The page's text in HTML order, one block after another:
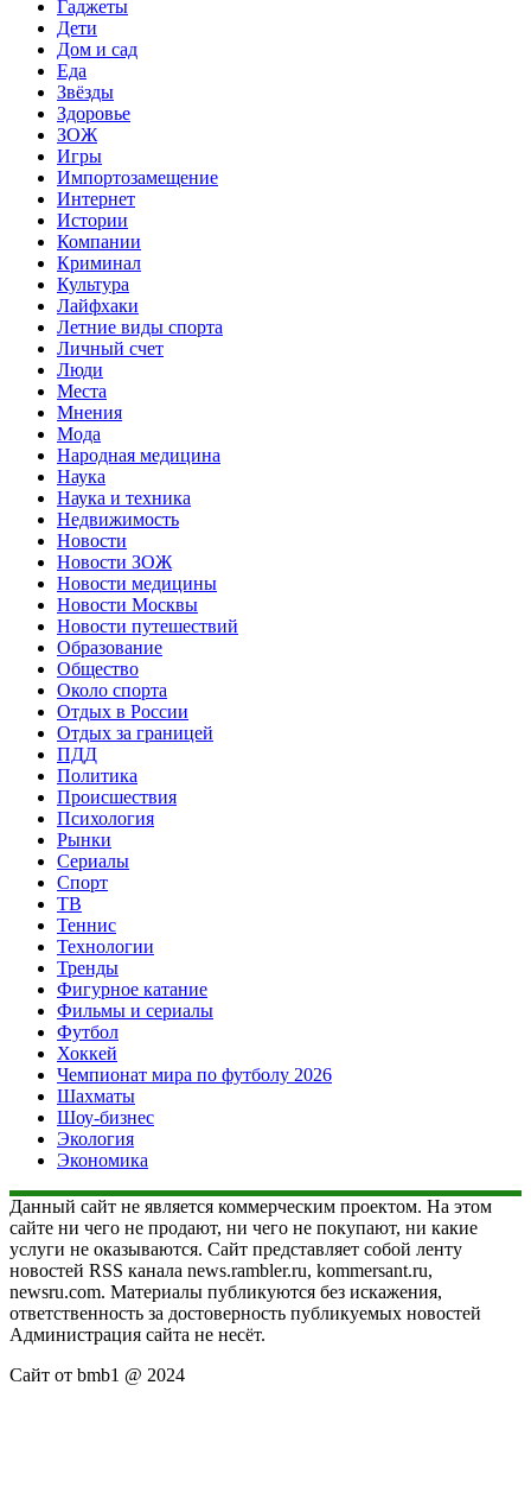
Гаджеты
Дети
Дом и сад
Еда
Звёзды
Здоровье
ЗОЖ
Игры
Импортозамещение
Интернет
Истории
Компании
Криминал
Культура
Лайфхаки
Летние виды спорта
Личный счет
Люди
Места
Мнения
Мода
Народная медицина
Наука
Наука и техника
Недвижимость
Новости
Новости ЗОЖ
Новости медицины
Новости Москвы
Новости путешествий
Образование
Общество
Около спорта
Отдых в России
Отдых за границей
ПДД
Политика
Происшествия
Психология
Рынки
Сериалы
Спорт
ТВ
Теннис
Технологии
Тренды
Фигурное катание
Фильмы и сериалы
Футбол
Хоккей
Чемпионат мира по футболу 2026
Шахматы
Шоу-бизнес
Экология
Экономика
Данный сайт не является коммерческим проектом. На этом
сайте ни чего не продают, ни чего не покупают, ни какие
услуги не оказываются. Сайт представляет собой ленту
новостей RSS канала news.rambler.ru, kommersant.ru,
newsru.com. Материалы публикуются без искажения,
ответственность за достоверность публикуемых новостей
Администрация сайта не несёт.
Сайт от bmb1 @ 2024